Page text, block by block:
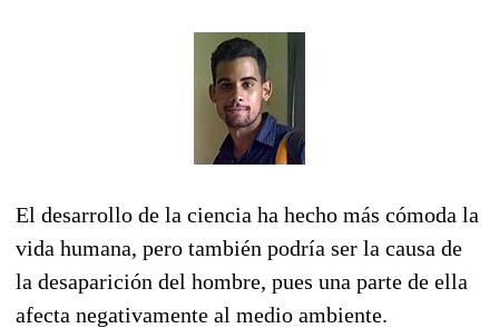
El desarrollo de la ciencia ha hecho más cómoda la
vida humana, pero también podría ser la causa de
la desaparición del hombre, pues una parte de ella
afecta negativamente al medio ambiente.